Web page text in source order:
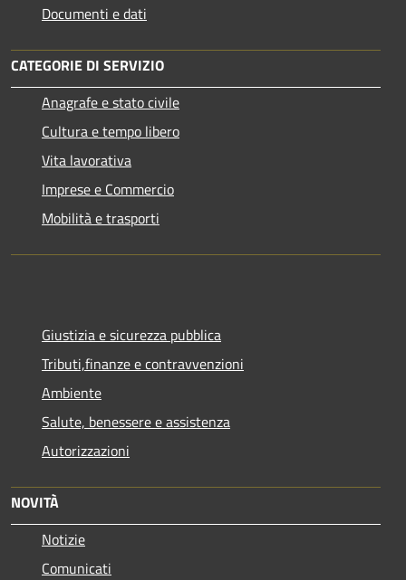
Documenti e dati
CATEGORIE DI SERVIZIO
Anagrafe e stato civile
Cultura e tempo libero
Vita lavorativa
Imprese e Commercio
Mobilità e trasporti
Giustizia e sicurezza pubblica
Tributi,finanze e contravvenzioni
Ambiente
Salute, benessere e assistenza
Autorizzazioni
NOVITÀ
Notizie
Comunicati